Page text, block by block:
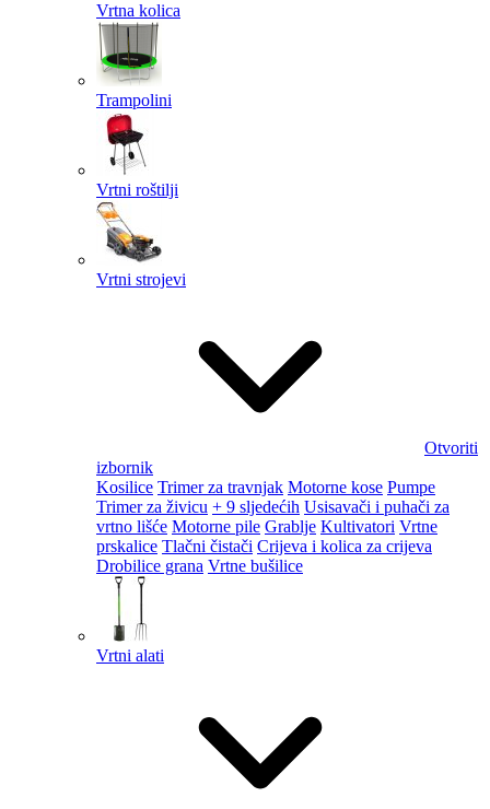
Vrtna kolica
Trampolini
Vrtni roštilji
Vrtni strojevi
Otvoriti
izbornik
Kosilice Trimer za travnjak Motorne kose Pumpe
Trimer za živicu + 9 sljedećih Usisavači i puhači za
vrtno lišće Motorne pile Grablje Kultivatori Vrtne
prskalice Tlačni čistači Crijeva i kolica za crijeva
Drobilice grana Vrtne bušilice
Vrtni alati